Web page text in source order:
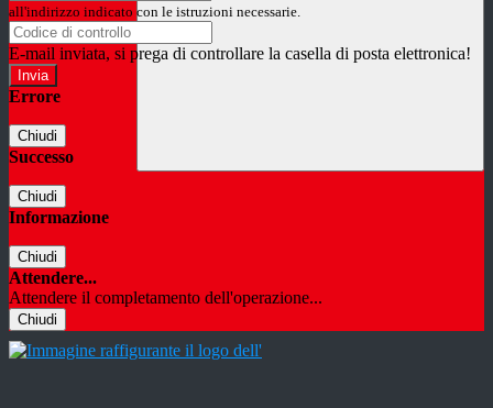
all'indirizzo indicato con le istruzioni necessarie.
E-mail inviata, si prega di controllare la casella di posta elettronica!
Errore
Chiudi
Successo
Chiudi
Informazione
Chiudi
Attendere...
Attendere il completamento dell'operazione...
Chiudi